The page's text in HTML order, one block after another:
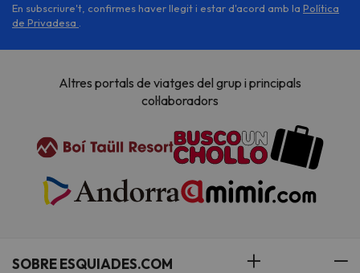
En subscriure't, confirmes haver llegit i estar d'acord amb la Política
de Privadesa
Altres portals de viatges del grup i principals
col·laboradors
SOBRE ESQUIADES.COM